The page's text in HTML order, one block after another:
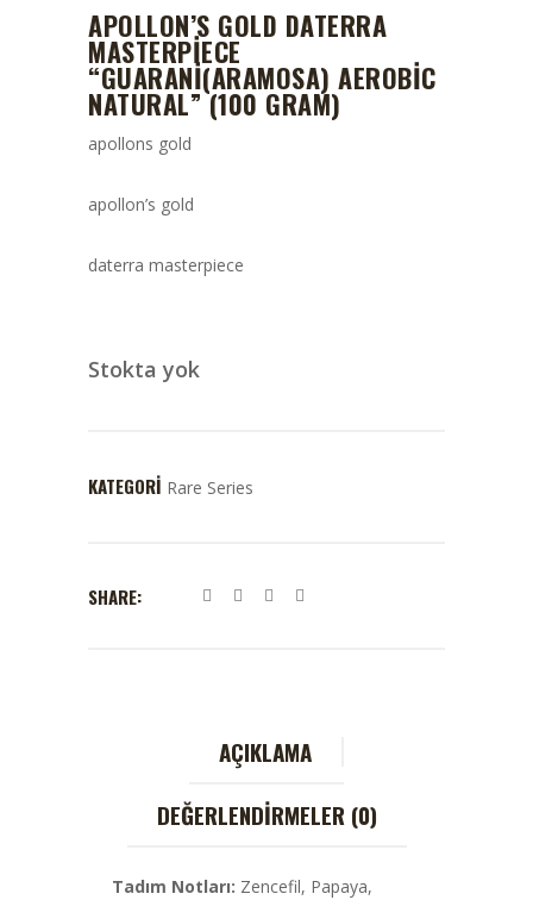
APOLLON’S GOLD DATERRA
MASTERPIECE
“GUARANI(ARAMOSA) AEROBIC
NATURAL” (100 GRAM)
apollons gold
apollon’s gold
daterra masterpiece
Stokta yok
KATEGORI Rare Series
SHARE:
AÇIKLAMA
DEĞERLENDIRMELER (0)
Tadım Notları: Zencefil, Papaya,